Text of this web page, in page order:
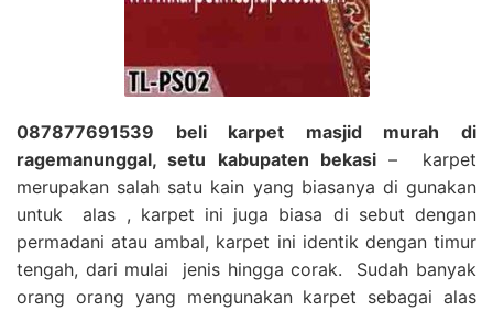
087877691539 beli karpet masjid murah di
ragemanunggal, setu kabupaten bekasi – karpet
merupakan salah satu kain yang biasanya di gunakan
untuk alas , karpet ini juga biasa di sebut dengan
permadani atau ambal, karpet ini identik dengan timur
tengah, dari mulai jenis hingga corak. Sudah banyak
orang orang yang mengunakan karpet sebagai alas